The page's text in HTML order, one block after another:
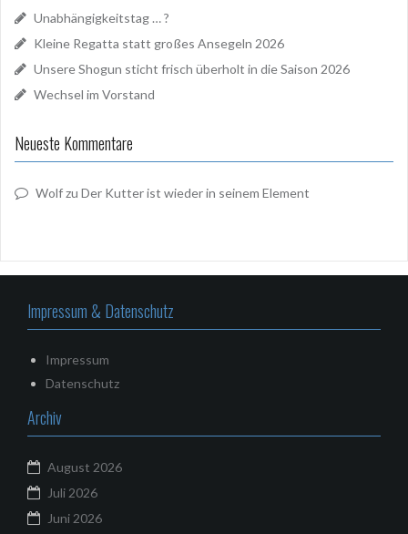
Unabhängigkeitstag … ?
Kleine Regatta statt großes Ansegeln 2026
Unsere Shogun sticht frisch überholt in die Saison 2026
Wechsel im Vorstand
Neueste Kommentare
Wolfzu Der Kutter ist wieder in seinem Element
Impressum & Datenschutz
Impressum
Datenschutz
Archiv
August 2026
Juli 2026
Juni 2026